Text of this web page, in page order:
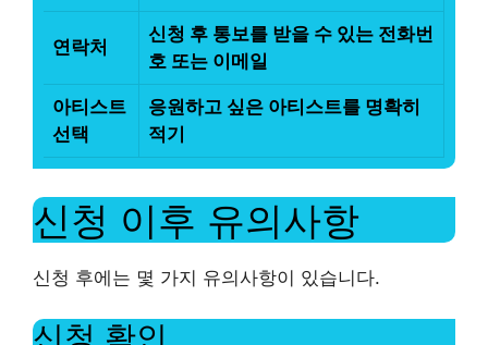
연락처
신청 후 통보를 받을 수 있는 전화번
호 또는 이메일
아티스트
선택
응원하고 싶은 아티스트를 명확히
적기
신청 이후 유의사항
신청 후에는 몇 가지 유의사항이 있습니다.
신청 확인